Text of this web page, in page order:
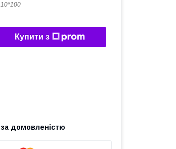
10*100
Купити з
за домовленістю